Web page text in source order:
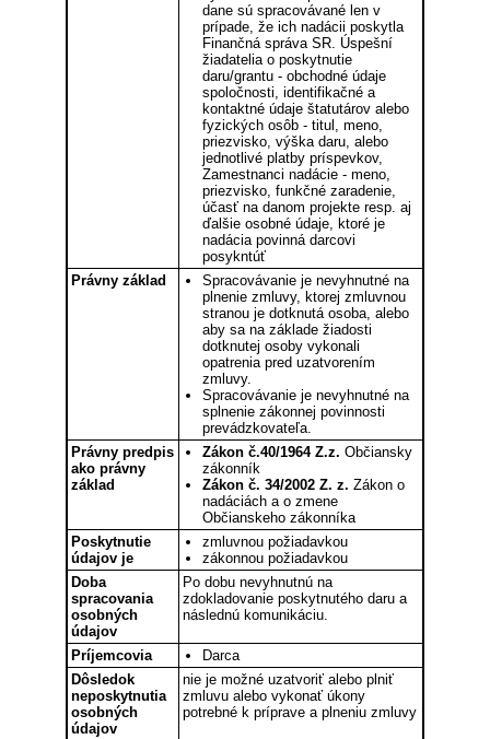
dane sú spracovávané len v
prípade, že ich nadácii poskytla
Finančná správa SR. Úspešní
žiadatelia o poskytnutie
daru/grantu - obchodné údaje
spoločnosti, identifikačné a
kontaktné údaje štatutárov alebo
fyzických osôb - titul, meno,
priezvisko, výška daru, alebo
jednotlivé platby príspevkov,
Zamestnanci nadácie - meno,
priezvisko, funkčné zaradenie,
účasť na danom projekte resp. aj
ďalšie osobné údaje, ktoré je
nadácia povinná darcovi
posykntúť
Právny základ
Spracovávanie je nevyhnutné na
plnenie zmluvy, ktorej zmluvnou
stranou je dotknutá osoba, alebo
aby sa na základe žiadosti
dotknutej osoby vykonali
opatrenia pred uzatvorením
zmluvy.
Spracovávanie je nevyhnutné na
splnenie zákonnej povinnosti
prevádzkovateľa.
Právny predpis
ako právny
základ
Zákon č.40/1964 Z.z. Občiansky
zákonník
Zákon č. 34/2002 Z. z. Zákon o
nadáciách a o zmene
Občianskeho zákonníka
Poskytnutie
údajov je
zmluvnou požiadavkou
zákonnou požiadavkou
Doba
spracovania
osobných
údajov
Po dobu nevyhnutnú na
zdokladovanie poskytnutého daru a
následnú komunikáciu.
Príjemcovia
Darca
Dôsledok
neposkytnutia
osobných
údajov
nie je možné uzatvoriť alebo plniť
zmluvu alebo vykonať úkony
potrebné k príprave a plneniu zmluvy